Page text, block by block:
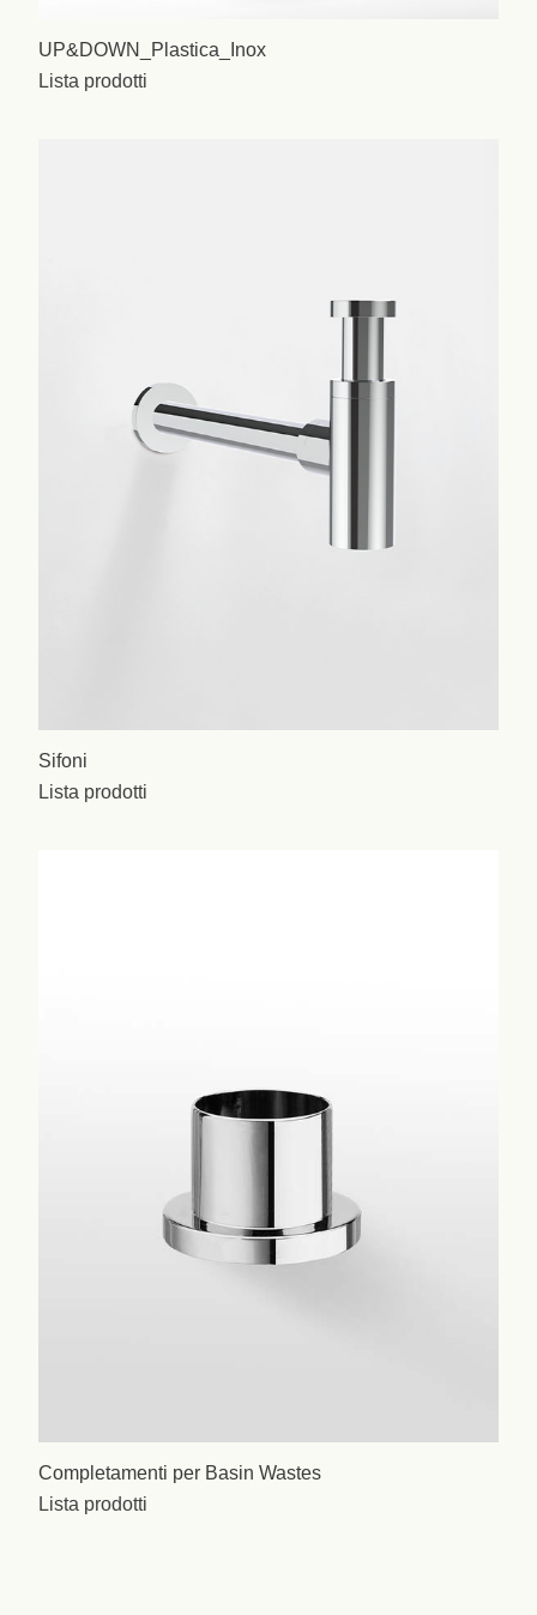
UP&DOWN_Plastica_Inox
Lista prodotti
Sifoni
Lista prodotti
Completamenti per Basin Wastes
Lista prodotti